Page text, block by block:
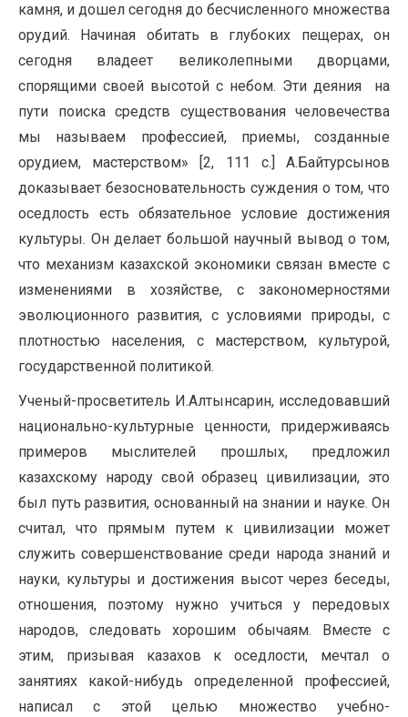
камня, и дошел сегодня до бесчисленного множества
орудий. Начиная обитать в глубоких пещерах, он
сегодня владеет великолепными дворцами,
спорящими своей высотой с небом. Эти деяния на
пути поиска средств существования человечества
мы называем профессией, приемы, созданные
орудием, мастерством» [2, 111 с.] А.Байтурсынов
доказывает безосновательность суждения о том, что
оседлость есть обязательное условие достижения
культуры. Он делает большой научный вывод о том,
что механизм казахской экономики связан вместе с
изменениями в хозяйстве, с закономерностями
эволюционного развития, с условиями природы, с
плотностью населения, с мастерством, культурой,
государственной политикой.
Ученый-просветитель И.Алтынсарин, исследовавший
национально-культурные ценности, придерживаясь
примеров мыслителей прошлых, предложил
казахскому народу свой образец цивилизации, это
был путь развития, основанный на знании и науке. Он
считал, что прямым путем к цивилизации может
служить совершенствование среди народа знаний и
науки, культуры и достижения высот через беседы,
отношения, поэтому нужно учиться у передовых
народов, следовать хорошим обычаям. Вместе с
этим, призывая казахов к оседлости, мечтал о
занятиях какой-нибудь определенной профессией,
написал с этой целью множество учебно-